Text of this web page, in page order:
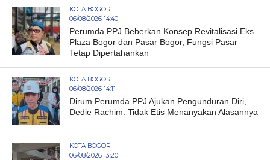
KOTA BOGOR
06/08/2026 14:40
Perumda PPJ Beberkan Konsep Revitalisasi Eks
Plaza Bogor dan Pasar Bogor, Fungsi Pasar
Tetap Dipertahankan
KOTA BOGOR
06/08/2026 14:11
Dirum Perumda PPJ Ajukan Pengunduran Diri,
Dedie Rachim: Tidak Etis Menanyakan Alasannya
KOTA BOGOR
06/08/2026 13:20